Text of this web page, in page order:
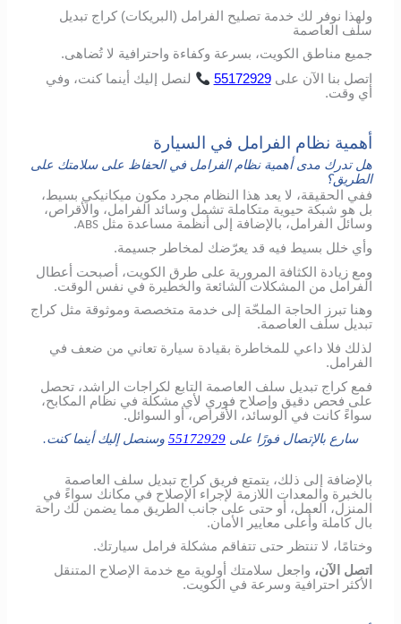
ولهذا نوفر لك خدمة تصليح الفرامل (البريكات) كراج تبديل
سلف العاصمة
جميع مناطق الكويت، بسرعة وكفاءة واحترافية لا تُضاهى.
اتصل بنا الآن على 55172929 لنصل إليك أينما كنت، وفي
أي وقت.
أهمية نظام الفرامل في السيارة
هل تدرك مدى أهمية نظام الفرامل في الحفاظ على سلامتك على
الطريق؟
ففي الحقيقة، لا يعد هذا النظام مجرد مكون ميكانيكي بسيط،
بل هو شبكة حيوية متكاملة تشمل وسائد الفرامل، والأقراص،
وسائل الفرامل، بالإضافة إلى أنظمة مساعدة مثلABS
.
وأي خلل بسيط فيه قد يعرّضك لمخاطر جسيمة.
ومع زيادة الكثافة المرورية على طرق الكويت، أصبحت أعطال
الفرامل من المشكلات الشائعة والخطيرة في نفس الوقت.
وهنا تبرز الحاجة الملحّة إلى خدمة متخصصة وموثوقة مثل كراج
تبديل سلف العاصمة.
لذلك فلا داعي للمخاطرة بقيادة سيارة تعاني من ضعف في
الفرامل.
فمع كراج تبديل سلف العاصمة التابع لكراجات الراشد، تحصل
على فحص دقيق وإصلاح فوري لأي مشكلة في نظام المكابح،
سواءً كانت في الوسائد، الأقراص، أو السوائل.
سارع بالإتصال فورًا على 55172929 وسنصل إليك أينما كنت.
بالإضافة إلى ذلك، يتمتع فريق كراج تبديل سلف العاصمة
بالخبرة والمعدات اللازمة لإجراء الإصلاح في مكانك سواءً في
المنزل، العمل، أو حتى على جانب الطريق مما يضمن لك راحة
بال كاملة وأعلى معايير الأمان.
وختامًا، لا تنتظر حتى تتفاقم مشكلة فرامل سيارتك.
اتصل الآن، واجعل سلامتك أولوية مع خدمة الإصلاح المتنقل
الأكثر احترافية وسرعة في الكويت.